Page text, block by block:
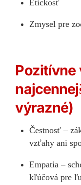
Etickosť
Zmysel pre
Pozitívne
výrazné)
Čestnosť –
vzťahy ani
Empatia –
kľúčová pre